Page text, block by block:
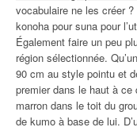
vocabulaire ne les créer
konoha pour suna pour
Également faire un peu
région sélectionnée.
90 cm au style pointu et
premier dans le haut à ce
marron dans le toit du
de kumo à base de lui.